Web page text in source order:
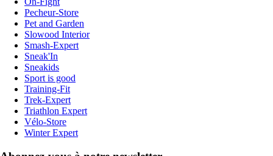
Pecheur-Store
Pet and Garden
Slowood Interior
Smash-Expert
Sneak'In
Sneakids
Sport is good
Training-Fit
Trek-Expert
Triathlon Expert
Vélo-Store
Winter Expert